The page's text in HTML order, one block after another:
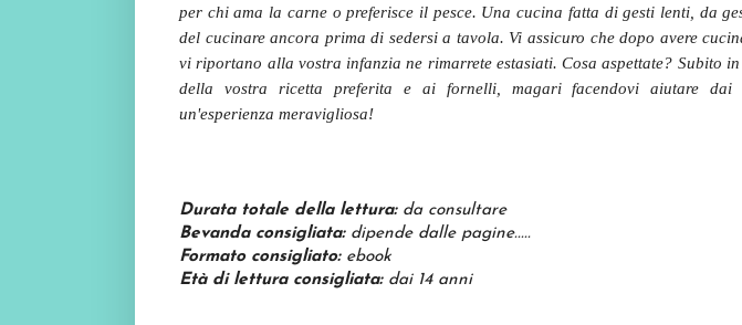
per chi ama la carne o preferisce il pesce. Una cucina fatta di gesti lenti, da
del cucinare ancora prima di sedersi a tavola. Vi assicuro che dopo avere
vi riportano alla vostra infanzia ne rimarrete estasiati. Cosa aspettate? Subito
della vostra ricetta preferita e ai fornelli, magari facendovi aiutare
un'esperienza meravigliosa!
Durata totale della lettura:da consultare
Bevanda consigliata: dipende dalle pagine.....
Formato consigliato:ebook
Età di lettura consigliata:dai 14 anni